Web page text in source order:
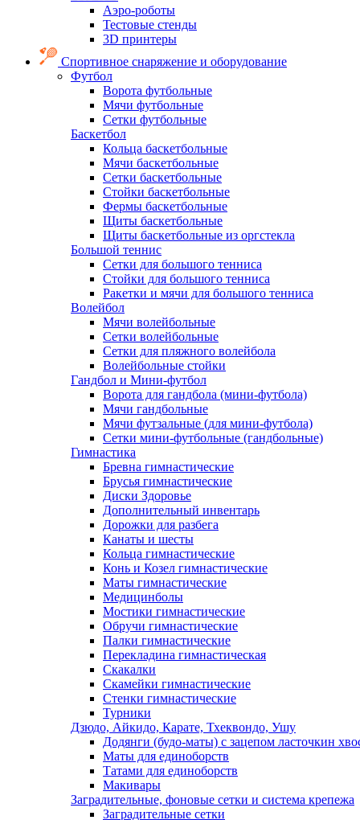
Аэро-роботы
Тестовые стенды
3D принтеры
Спортивное снаряжение и оборудование
Футбол
Ворота футбольные
Мячи футбольные
Сетки футбольные
Баскетбол
Кольца баскетбольные
Мячи баскетбольные
Сетки баскетбольные
Стойки баскетбольные
Фермы баскетбольные
Щиты баскетбольные
Щиты баскетбольные из оргстекла
Большой теннис
Сетки для большого тенниса
Стойки для большого тенниса
Ракетки и мячи для большого тенниса
Волейбол
Мячи волейбольные
Сетки волейбольные
Сетки для пляжного волейбола
Волейбольные стойки
Гандбол и Мини-футбол
Ворота для гандбола (мини-футбола)
Мячи гандбольные
Мячи футзальные (для мини-футбола)
Сетки мини-футбольные (гандбольные)
Гимнастика
Бревна гимнастические
Брусья гимнастические
Диски Здоровье
Дополнительный инвентарь
Дорожки для разбега
Канаты и шесты
Кольца гимнастические
Конь и Козел гимнастические
Маты гимнастические
Медицинболы
Мостики гимнастические
Обручи гимнастические
Палки гимнастические
Перекладина гимнастическая
Скакалки
Скамейки гимнастические
Стенки гимнастические
Турники
Дзюдо, Айкидо, Карате, Тхеквондо, Ушу
Додянги (будо-маты) с зацепом ласточкин
Маты для единоборств
Татами для единоборств
Макивары
Заградительные, фоновые сетки и система крепежа
Заградительные сетки